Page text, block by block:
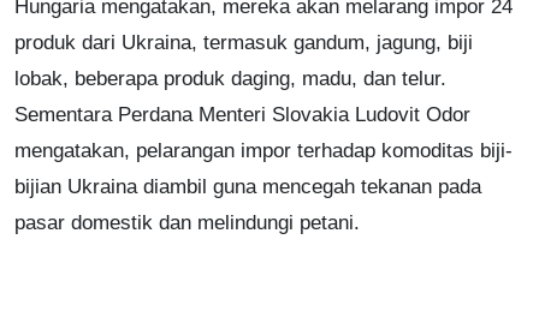
Hungaria mengatakan, mereka akan melarang impor 24
produk dari Ukraina, termasuk gandum, jagung, biji
lobak, beberapa produk daging, madu, dan telur.
Sementara Perdana Menteri Slovakia Ludovit Odor
mengatakan, pelarangan impor terhadap komoditas biji-
bijian Ukraina diambil guna mencegah tekanan pada
pasar domestik dan melindungi petani.